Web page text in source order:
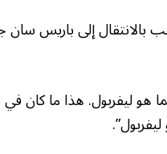
بالانتقال إلى باريس
هو ليفربول. هذا ما